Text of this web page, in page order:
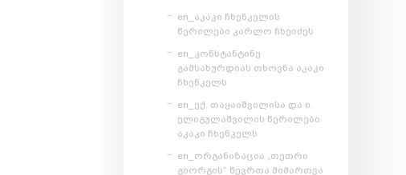
en_აკაკი ჩხენკელის
წერილები კარლო ჩხეიძეს
en_კონსტანტინე
გამსახურდიას თხოვნა აკაკი
ჩხენკელს
en_ექ. თაყაიშვილისა და ი.
ელიგულაშვილის წერილები
აკაკი ჩხენკელს
en_ორგანიზაცია „თეთრი
გიორგის“ წევრთა მიმართვა